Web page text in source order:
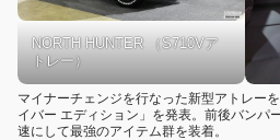
NORTH HUNTER （S710Vア
トレー）
マイナーチェンジを行なった新型アトレー
イバー エディション」を発表。前後バンパ
速にして最強のアイテム群を装着。